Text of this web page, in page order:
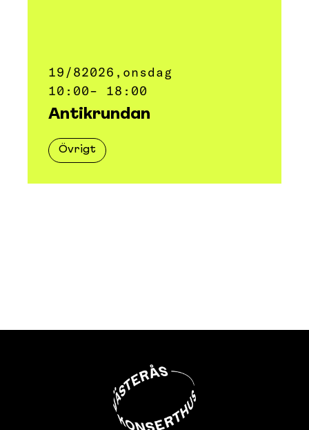
19/82026, onsdag
10:00– 18:00
Antikrundan
Övrigt